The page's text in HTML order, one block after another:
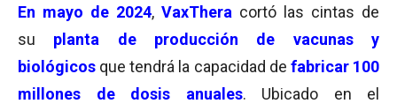
En mayo de 2024, VaxThera cortó las cintas de
su planta de producción de vacunas y
biológicos que tendrá la capacidad de fabricar 100
millones de dosis anuales. Ubicado en el